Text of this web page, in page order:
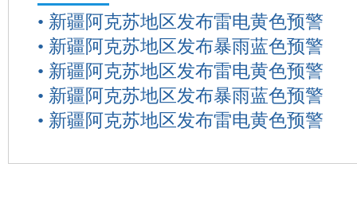
• 新疆阿克苏地区发布雷电黄色预警
• 新疆阿克苏地区发布暴雨蓝色预警
• 新疆阿克苏地区发布雷电黄色预警
• 新疆阿克苏地区发布暴雨蓝色预警
• 新疆阿克苏地区发布雷电黄色预警